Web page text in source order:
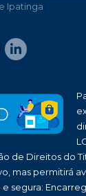
Ipatinga
de Direitos do
mas permitirá
segura: